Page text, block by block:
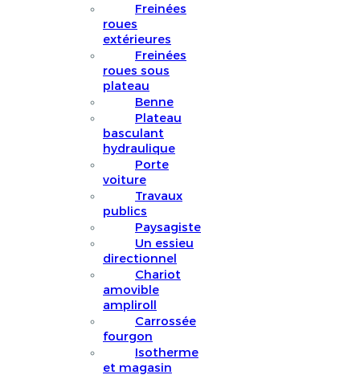
Freinées
roues
extérieures
Freinées
roues sous
plateau
Benne
Plateau
basculant
hydraulique
Porte
voiture
Travaux
publics
Paysagiste
Un essieu
directionnel
Chariot
amovible
ampliroll
Carrossée
fourgon
Isotherme
et magasin